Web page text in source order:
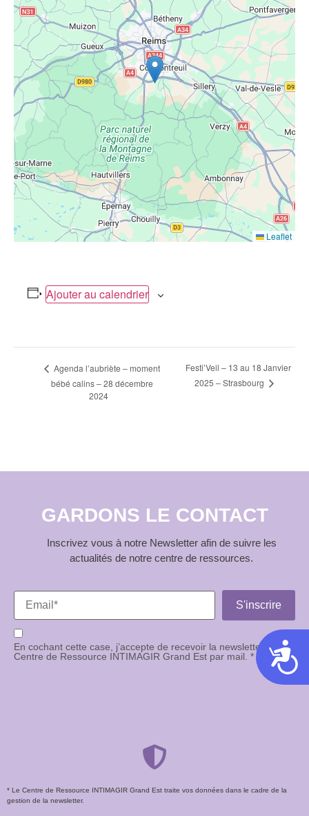
Leaflet
Ajouter au calendrier
Navigation
Évènement
Agenda l’aubriète – moment
bébé calins – 28 décembre
2024
Festi’Veil – 13 au 18 Janvier
2025 – Strasbourg
GARDONS LE CONTACT
Inscrivez vous à notre Newsletter afin de suivre les
actualités de notre centre de ressources.
En cochant cette case, j’accepte de recevoir la newsletter du
Centre de Ressource INTIMAGIR Grand Est par mail. *
* Le Centre de Ressource INTIMAGIR Grand Est traite vos données dans le cadre de la
gestion de la newsletter.